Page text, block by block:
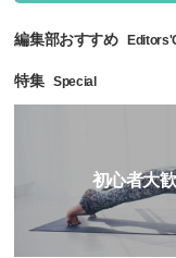
編集部おすすめ
特集 Special
初心者大